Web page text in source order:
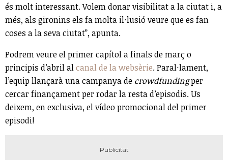
és molt interessant. Volem donar visibilitat a la ciutat i, a
més, als gironins els fa molta il·lusió veure que es fan
coses a la seva ciutat”, apunta.
Podrem veure el primer capítol a finals de març o
principis d’abril alcanal de la websèrie. Paral·lament,
l’equip llançarà una campanya de crowdfundingper
cercar finançament per rodar la resta d’episodis. Us
deixem, en exclusiva, el vídeo promocional del primer
episodi!